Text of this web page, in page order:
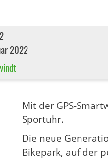
2022
Mit der GPS-
Sportuhr.
Die neue
Bikepark, auf der